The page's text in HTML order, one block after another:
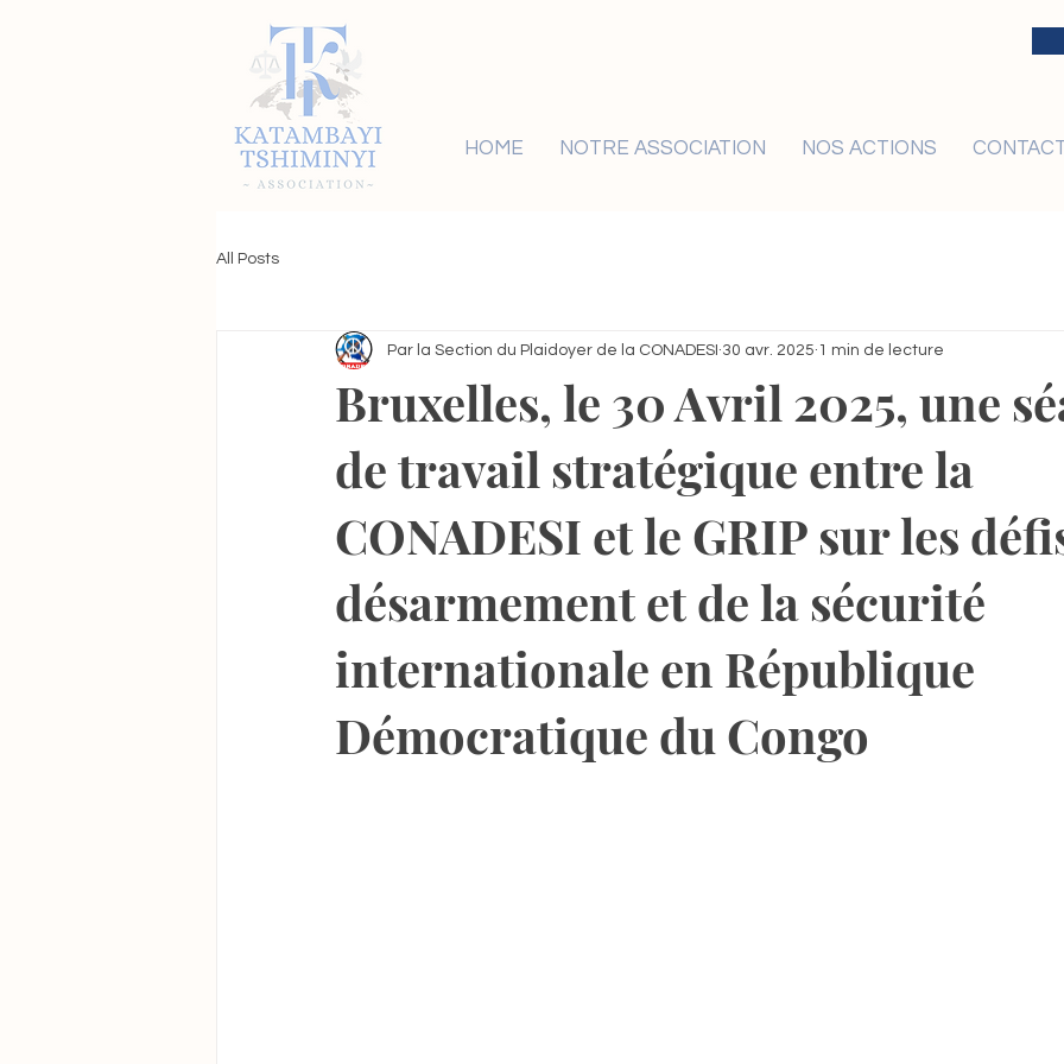
HOME NOTRE ASSOCIATION NOS ACTIONS
All Posts
Bruxelles, le 30 Avril 2025, une
de travail stratégique entre la
CONADESI et le GRIP sur les
désarmement et de la sécurité
internationale en République
Démocratique du Congo
Par la Section du Plaidoyer de la CONADESI 30 avr. 2025 1 min de lecture